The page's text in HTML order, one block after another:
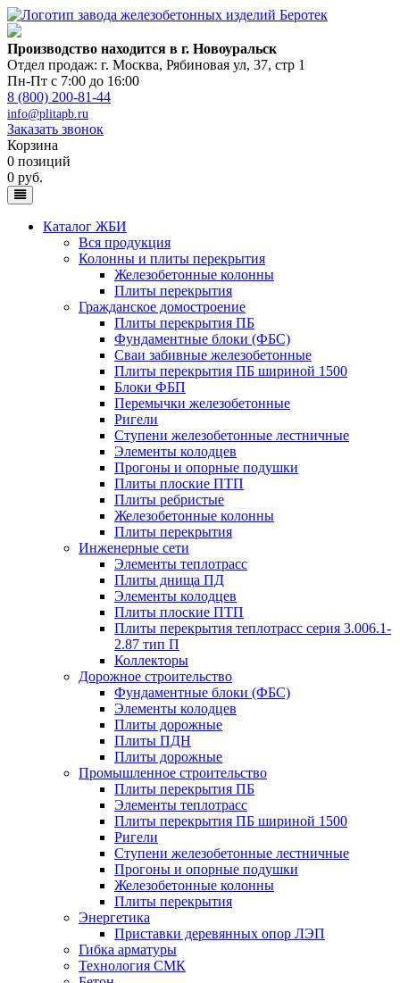
Производство находится в г. Новоуральск
Отдел продаж: г. Москва, Рябиновая ул, 37, стр 1
Пн-Пт с 7:00 до 16:00
8 (800) 200-81-44
info@plitapb.ru
Заказать звонок
Корзина
0 позиций
0 руб.
Каталог ЖБИ
Вся продукция
Колонны и плиты перекрытия
Железобетонные колонны
Плиты перекрытия
Гражданское домостроение
Плиты перекрытия ПБ
Фундаментные блоки (ФБС)
Сваи забивные железобетонные
Плиты перекрытия ПБ шириной 1500
Блоки ФБП
Перемычки железобетонные
Ригели
Ступени железобетонные лестничные
Элементы колодцев
Прогоны и опорные подушки
Плиты плоские ПТП
Плиты ребристые
Железобетонные колонны
Плиты перекрытия
Инженерные сети
Элементы теплотрасс
Плиты днища ПД
Элементы колодцев
Плиты плоские ПТП
Плиты перекрытия теплотрасс серия 3.006.1-
2.87 тип П
Коллекторы
Дорожное строительство
Фундаментные блоки (ФБС)
Элементы колодцев
Плиты дорожные
Плиты ПДН
Плиты дорожные
Промышленное строительство
Плиты перекрытия ПБ
Элементы теплотрасс
Плиты перекрытия ПБ шириной 1500
Ригели
Ступени железобетонные лестничные
Прогоны и опорные подушки
Железобетонные колонны
Плиты перекрытия
Энергетика
Приставки деревянных опор ЛЭП
Гибка арматуры
Технология СМК